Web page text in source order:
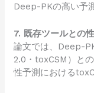
Deep-PKの高い予
7. 既存ツールとの
論文では、Deep-
2.0・toxCSM）と
性予測における